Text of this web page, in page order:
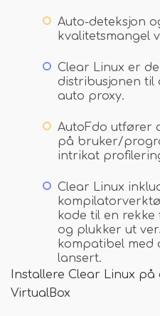
Auto-deteksjon
kvalitetsmangel
Clear Linux er
distribusjonen til
auto proxy.
AutoFdo utfører
på bruker/
intrikat
Clear Linux
kode til en
og plukker ut
kompatibel
lansert.
Installere Clear Linux
VirtualBox